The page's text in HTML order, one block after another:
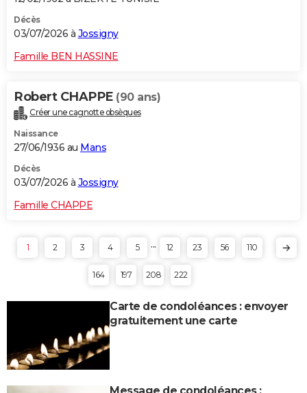
Décès
03/07/2026 à Jossigny
Famille BEN HASSINE
Robert CHAPPE (90 ans)
Créer une cagnotte obsèques
Naissance
27/06/1936 au Mans
Décès
03/07/2026 à Jossigny
Famille CHAPPE
1 2 3 4 5 ... 12 23 56 110
164 197 208 222
Carte de condoléances : envoyer
gratuitement une carte
Message de condoléances :